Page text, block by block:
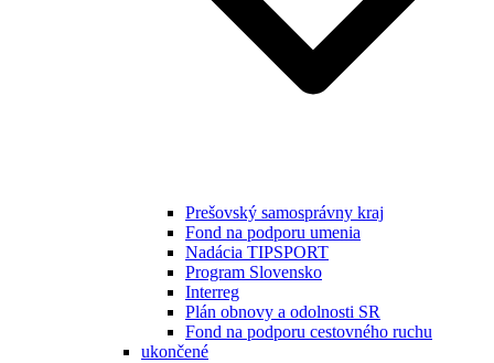
Prešovský samosprávny kraj
Fond na podporu umenia
Nadácia TIPSPORT
Program Slovensko
Interreg
Plán obnovy a odolnosti SR
Fond na podporu cestovného ruchu
ukončené